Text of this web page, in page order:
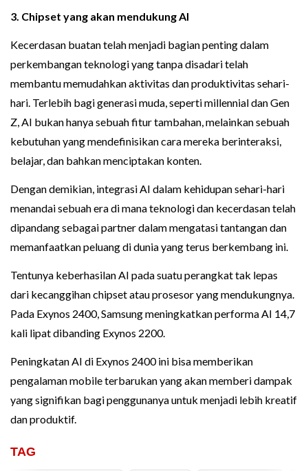
3. Chipset yang akan mendukung AI
Kecerdasan buatan telah menjadi bagian penting dalam
perkembangan teknologi yang tanpa disadari telah
membantu memudahkan aktivitas dan produktivitas sehari-
hari. Terlebih bagi generasi muda, seperti millennial dan Gen
Z, AI bukan hanya sebuah fitur tambahan, melainkan sebuah
kebutuhan yang mendefinisikan cara mereka berinteraksi,
belajar, dan bahkan menciptakan konten.
Dengan demikian, integrasi AI dalam kehidupan sehari-hari
menandai sebuah era di mana teknologi dan kecerdasan telah
dipandang sebagai partner dalam mengatasi tantangan dan
memanfaatkan peluang di dunia yang terus berkembang ini.
Tentunya keberhasilan AI pada suatu perangkat tak lepas
dari kecanggihan chipset atau prosesor yang mendukungnya.
Pada Exynos 2400, Samsung meningkatkan performa AI 14,7
kali lipat dibanding Exynos 2200.
Peningkatan AI di Exynos 2400 ini bisa memberikan
pengalaman mobile terbarukan yang akan memberi dampak
yang signifikan bagi penggunanya untuk menjadi lebih kreatif
dan produktif.
TAG